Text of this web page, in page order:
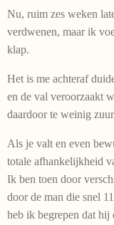
Nu, ruim zes weken
verdwenen, maar ik
klap.
Het is me achteraf
en de val veroorzaakt
daardoor te weinig
Als je valt en even
totale afhankelijkheid
Ik ben toen door
door de man die snel
heb ik begrepen dat